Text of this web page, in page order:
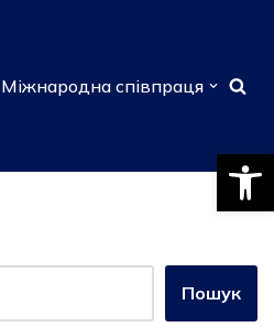
Міжнародна співпраця
Пошук